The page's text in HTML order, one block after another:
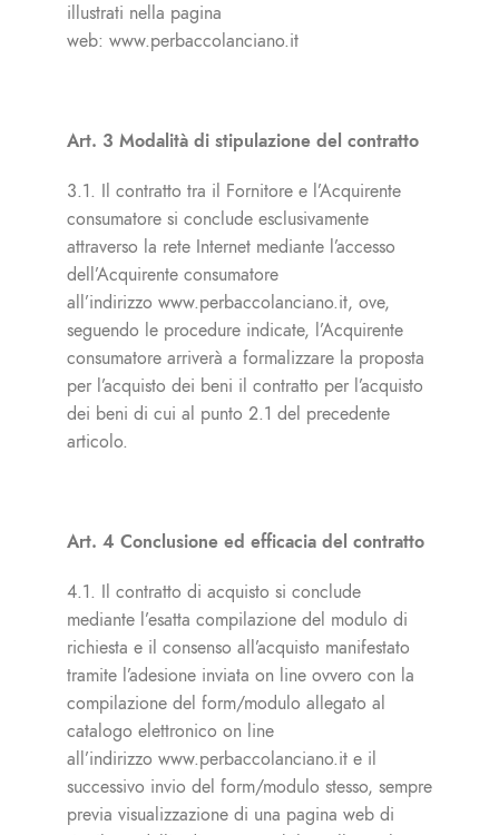
illustrati nella pagina
web: www.perbaccolanciano.it
Art. 3 Modalità di stipulazione del contratto
3.1. Il contratto tra il Fornitore e l’Acquirente
consumatore si conclude esclusivamente
attraverso la rete Internet mediante l’accesso
dell’Acquirente consumatore
all’indirizzo www.perbaccolanciano.it, ove,
seguendo le procedure indicate, l’Acquirente
consumatore arriverà a formalizzare la proposta
per l’acquisto dei beni il contratto per l’acquisto
dei beni di cui al punto 2.1 del precedente
articolo.
Art. 4 Conclusione ed efficacia del contratto
4.1. Il contratto di acquisto si conclude
mediante l’esatta compilazione del modulo di
richiesta e il consenso all’acquisto manifestato
tramite l’adesione inviata on line ovvero con la
compilazione del form/modulo allegato al
catalogo elettronico on line
all’indirizzo www.perbaccolanciano.it e il
successivo invio del form/modulo stesso, sempre
previa visualizzazione di una pagina web di